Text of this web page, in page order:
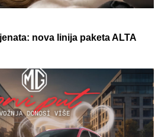
nova linija paketa ALTA